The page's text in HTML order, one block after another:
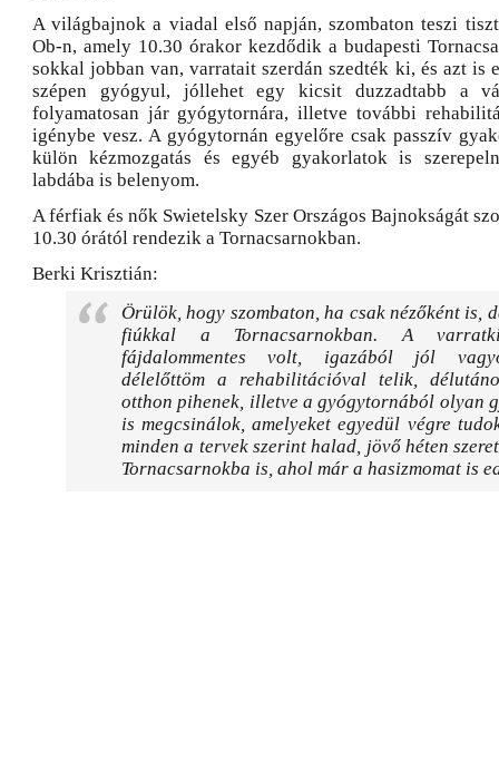
A világbajnok a viadal első napján, szombaton teszi
Ob-n, amely 10.30 órakor kezdődik a budapesti
sokkal jobban van, varratait szerdán szedték ki, és azt is
szépen gyógyul, jóllehet egy kicsit duzzadtabb a
folyamatosan jár gyógytornára, illetve további
igénybe vesz. A gyógytornán egyelőre csak passzív
külön kézmozgatás és egyéb gyakorlatok is
labdába is belenyom.
A férfiak és nők Swietelsky Szer Országos Bajnokságát
10.30 órától rendezik a Tornacsarnokban.
Berki Krisztián:
Örülök, hogy szombaton, ha csak nézőként is,
fiúkkal a Tornacsarnokban. A
fájdalommentes volt, igazából jól
délelőttöm a rehabilitációval telik,
otthon pihenek, illetve a gyógytornából olyan
is megcsinálok, amelyeket egyedül végre
minden a tervek szerint halad, jövő héten
Tornacsarnokba is, ahol már a hasizmomat is